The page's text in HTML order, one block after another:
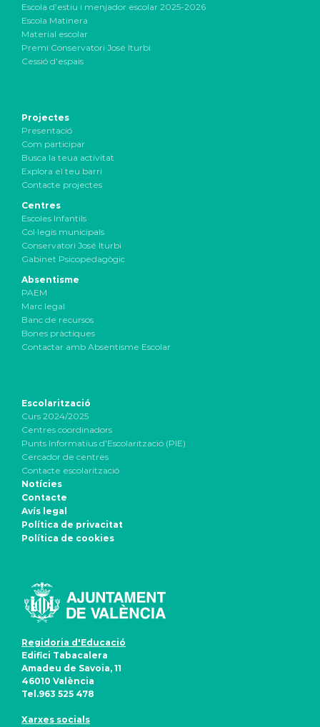
Escola d’estiu i menjador escolar 2025-2026
Escola Matinera
Material escolar
Premi Conservatori José Iturbi
Cessió d’espais
Projectes
Presentació
Com participar
Busca la teua activitat
Explora el teu barri
Contacte projectes
Centres
Escoles Infantils
Col·legis municipals
Conservatori José Iturbi
Gabinet Psicopedagògic
Absentisme
PAEM
Marc legal
Banc de recursos
Bones pràctiques
Contactar amb Absentisme Escolar
Escolarització
Curs 2024/2025
Centres coordinadors
Punts Informatius d’Escolarització (PIE)
Cercador de centres
Contacte escolarització
Notícies
Contacte
Avís legal
Política de privacitat
Política de cookies
Regidoria d'Educació
Edifici Tabacalera
Amadeu de Savoia, 11
46010 València
Tel.963 525 478
Xarxes socials